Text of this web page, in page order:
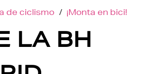
de ciclismo / ¡Monta en bici!
LA BH